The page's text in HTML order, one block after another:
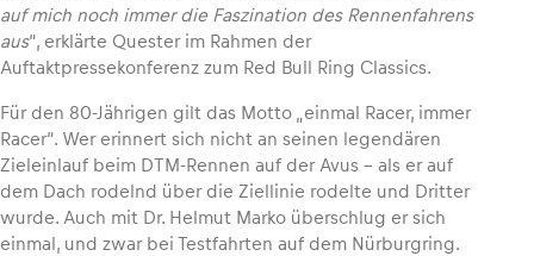
auf mich noch immer die Faszination des Rennenfahrens
aus“, erklärte Quester im Rahmen der
Auftaktpressekonferenz zum Red Bull Ring Classics.
Für den 80-Jährigen gilt das Motto „einmal Racer, immer
Racer“. Wer erinnert sich nicht an seinen legendären
Zieleinlauf beim DTM-Rennen auf der Avus – als er auf
dem Dach rodelnd über die Ziellinie rodelte und Dritter
wurde. Auch mit Dr. Helmut Marko überschlug er sich
einmal, und zwar bei Testfahrten auf dem Nürburgring.